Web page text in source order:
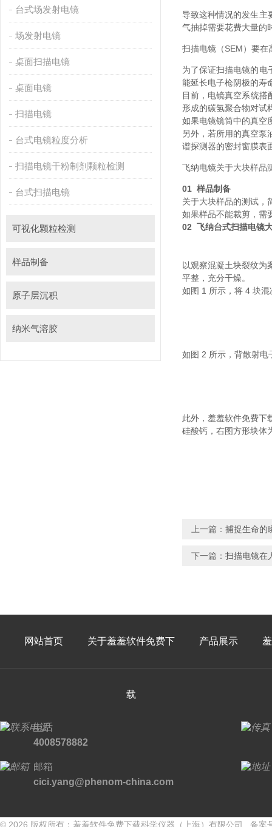
台式场发射电镜
场发射电镜
桌面扫描电镜
桌面电镜
扫描电镜
台式电镜粒度分析
扫描电镜干粉制剂颗粒检测
台式扫描电镜
可视化颗粒检测
样品制备
原子层沉积
纳米气溶胶
导致这种情况的发生主
气抽掉需要花费大量的时间
扫描电镜（SEM）要在
为了保证扫描电镜的电子
能延长电子枪阴极的寿命
目前，电镜真空系统
形成的碳氢聚合物对试样
如果电镜镜筒中的真空度
另外，若所用的真空
谱探测器的密封窗膜表面
飞纳电镜关于大块样品
01 样品制备
关于大块样品的测试
如果样品不能裁剪，
02 飞纳台式扫描电镜
以观察混凝土块裂纹为
平整，充分干燥。
如图 1 所示，将 4 块
如图 2 所示，背散射
此外，羞羞软件免费
硅酸钙，右图方形块体
上一篇： 捕捉生命的
下一篇： 扫描电镜在
网站首页 关于羞羞软件免费下
载
产品展示
电话
4008578882
邮箱
cici.yang@phenom-china.com
© 2026 版权所有：羞羞软件免费下载科学仪器（上海）有限公司 备案号